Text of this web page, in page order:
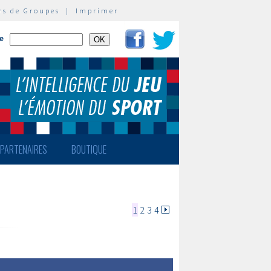
de Groupes | Imprimer
PARTENAIRES BOUTIQUE
1 2 3 4